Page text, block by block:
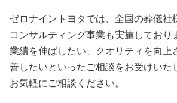
ゼロナイントヨタでは、全国の葬儀社
コンサルティング事業も実施しており
業績を伸ばしたい、クオリティを向上
善したいといったご相談をお受けいた
お気軽にご相談ください。